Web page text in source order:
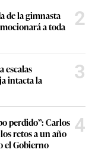
de la gimnasta
a toda
2
escalas
intacta la
3
perdido”: Carlos
retos a un año
el Gobierno
4